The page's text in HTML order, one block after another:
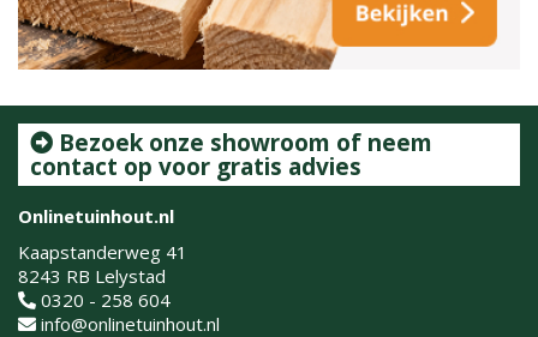
Bezoek onze showroom of neem
contact op voor gratis advies
Onlinetuinhout.nl
Kaapstanderweg 41
8243 RB Lelystad
0320 - 258 604
info@onlinetuinhout.nl